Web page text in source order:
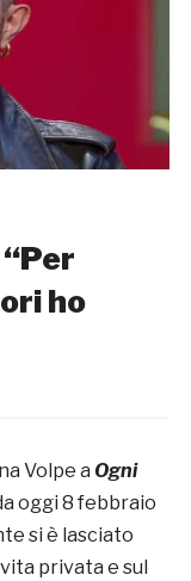
ho
Volpe a Ogni
oggi 8 febbraio
si è lasciato
privata e sul